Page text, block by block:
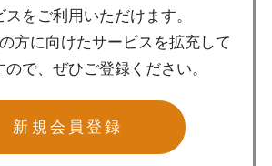
スをご利用いただけます。
方に向けたサービスを拡充して
ので、ぜひご登録ください。
新規会員登録